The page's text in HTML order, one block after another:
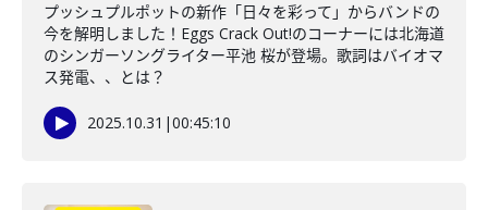
プッシュプルポットの新作「日々を彩って」からバンドの
今を解明しました！Eggs Crack Out!のコーナーには北海道
のシンガーソングライター平池 桜が登場。歌詞はバイオマ
ス発電、、とは？
2025.10.31 |00:45:10